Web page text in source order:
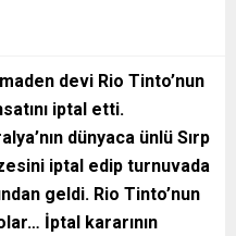
devi Rio Tinto’nun
iptal etti.
dünyaca ünlü Sırp
iptal edip turnuvada
geldi. Rio Tinto’nun
İptal kararının